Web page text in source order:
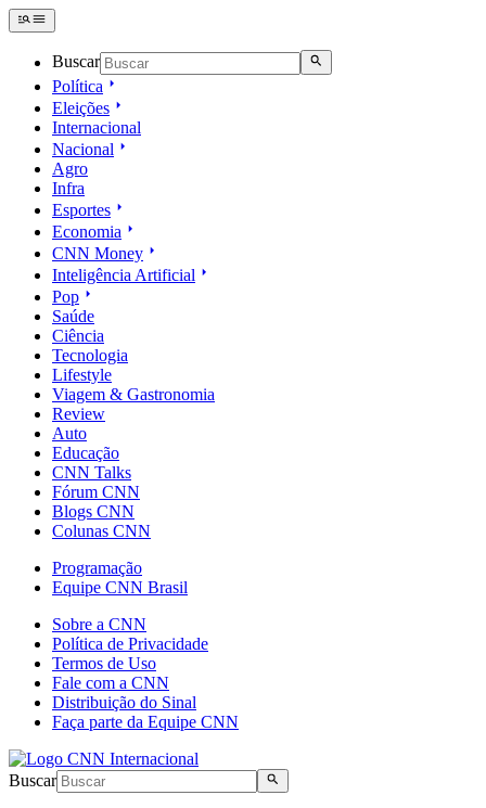
Buscar
Política
Eleições
Internacional
Nacional
Agro
Infra
Esportes
Economia
CNN Money
Inteligência Artificial
Pop
Saúde
Ciência
Tecnologia
Lifestyle
Viagem & Gastronomia
Review
Auto
Educação
CNN Talks
Fórum CNN
Blogs CNN
Colunas CNN
Programação
Equipe CNN Brasil
Sobre a CNN
Política de Privacidade
Termos de Uso
Fale com a CNN
Distribuição do Sinal
Faça parte da Equipe CNN
Buscar